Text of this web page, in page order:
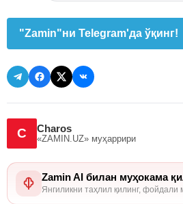
"Zamin"ни Telegram'да ўқинг!
C Charos
«ZAMIN.UZ» муҳаррири
Zamin AI билан муҳокама
Янгиликни таҳлил қилинг, фойдали